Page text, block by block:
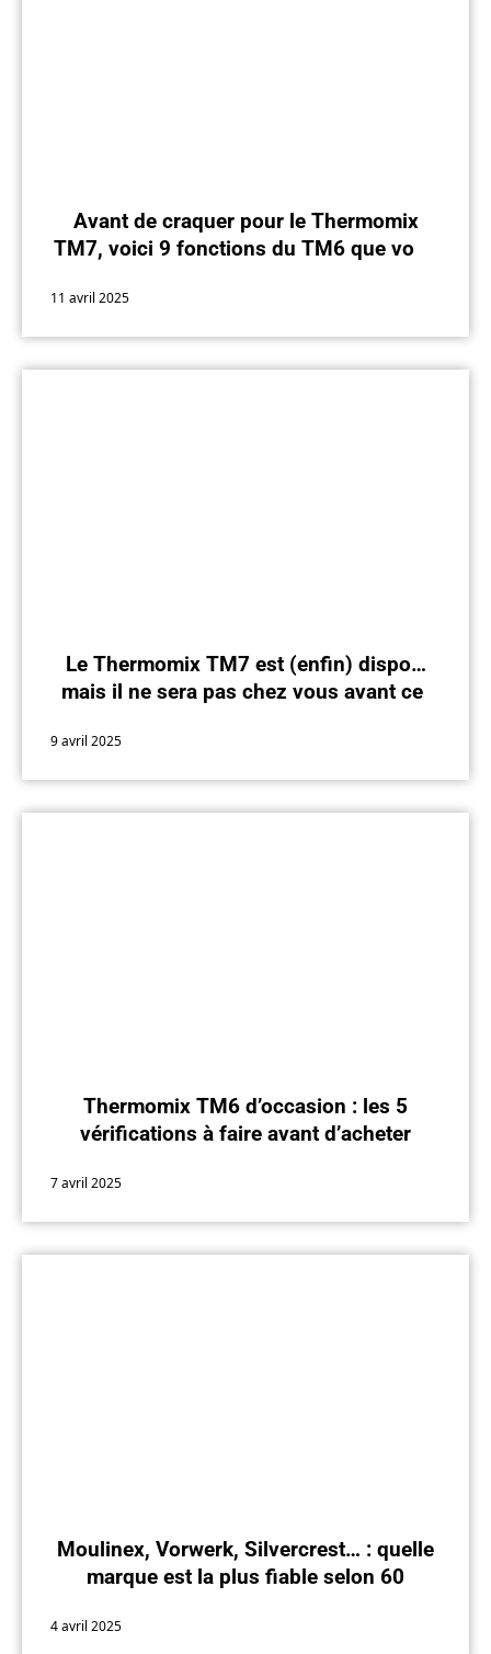
Avant de craquer pour le Thermomix
TM7, voici 9 fonctions du TM6 que vous
11 avril 2025
Le Thermomix TM7 est (enfin) dispo…
mais il ne sera pas chez vous avant cet
9 avril 2025
Thermomix TM6 d’occasion : les 5
vérifications à faire avant d’acheter
7 avril 2025
Moulinex, Vorwerk, Silvercrest… : quelle
marque est la plus fiable selon 60
4 avril 2025